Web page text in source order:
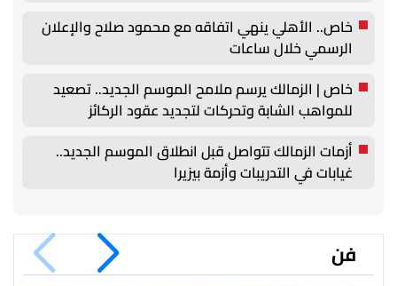
خاص.. الأهلي ينهي اتفاقه مع محمود صلاح والإعلان
الرسمي خلال ساعات
خاص | الزمالك يرسم ملامح الموسم الجديد.. تصعيد
للمواهب الشابة وتحركات لتجديد عقود الركائز
أزمات الزمالك تتواصل قبل انطلاق الموسم الجديد..
غيابات في التدريبات وأزمة بيزيرا
فن